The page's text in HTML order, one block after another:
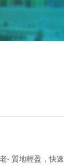
- 質地輕盈，快